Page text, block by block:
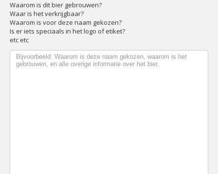
Waarom is dit bier gebrouwen?
Waar is het verkrijgbaar?
Waarom is voor deze naam gekozen?
Is er iets speciaals in het logo of etiket?
etc etc